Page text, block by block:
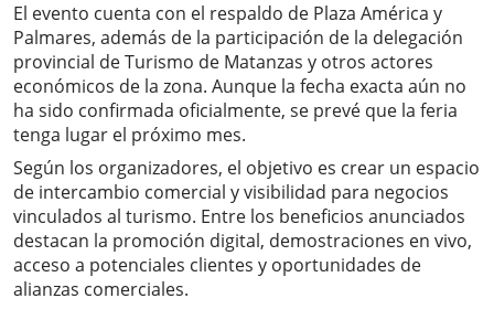
El evento cuenta con el respaldo de Plaza América y
Palmares, además de la participación de la delegación
provincial de Turismo de Matanzas y otros actores
económicos de la zona. Aunque la fecha exacta aún no
ha sido confirmada oficialmente, se prevé que la feria
tenga lugar el próximo mes.
Según los organizadores, el objetivo es crear un espacio
de intercambio comercial y visibilidad para negocios
vinculados al turismo. Entre los beneficios anunciados
destacan la promoción digital, demostraciones en vivo,
acceso a potenciales clientes y oportunidades de
alianzas comerciales.